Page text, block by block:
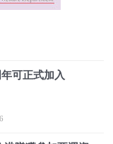
可正式加入